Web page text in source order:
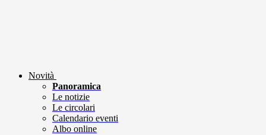
Novità
Panoramica
Le notizie
Le circolari
Calendario eventi
Albo online